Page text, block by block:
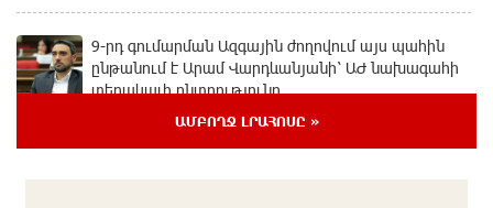
9-րդ գումարման Ազգային ժողովում այս պահին
ընթանում է Արամ Վարդևանյանի՝ ԱԺ նախագահի
տեղակալի ընտրությունը
ԱՄԲՈՂՋ ԼՐԱՀՈՍԸ »